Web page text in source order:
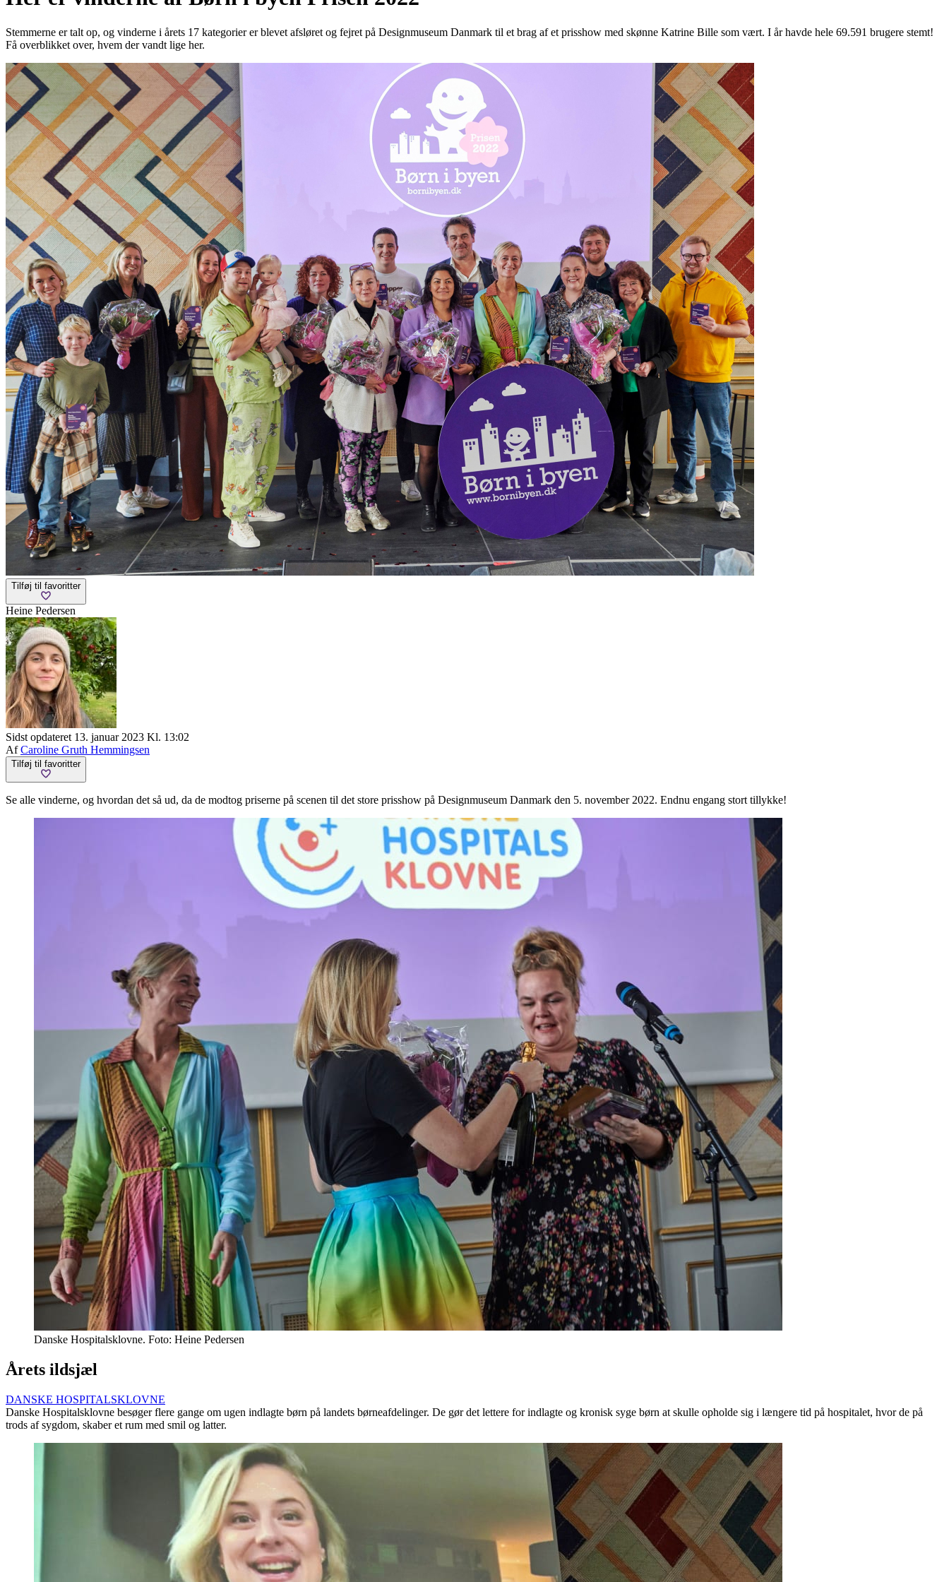
Stemmerne er talt op, og vinderne i årets 17 kategorier er blevet afsløret og fejret på Designmuseum Danmark til et brag af et prisshow med skønne Katrine Bille som vært. I år havde hele 69.591 brugere stemt!
Få overblikket over, hvem der vandt lige her.
Tilføj til favoritter
Heine Pedersen
Sidst opdateret 13. januar 2023 Kl. 13:02
AfCaroline Gruth Hemmingsen
Tilføj til favoritter
Se alle vinderne, og hvordan det så ud, da de modtog priserne på scenen til det store prisshow på Designmuseum Danmark den 5. november 2022. Endnu engang stort tillykke!
Danske Hospitalsklovne. Foto: Heine Pedersen
Årets ildsjæl
DANSKE HOSPITALSKLOVNE
Danske Hospitalsklovne besøger flere gange om ugen indlagte børn på landets børneafdelinger. De gør det lettere for indlagte og kronisk syge børn at skulle opholde sig i længere tid på hospitalet, hvor de på
trods af sygdom, skaber et rum med smil og latter.